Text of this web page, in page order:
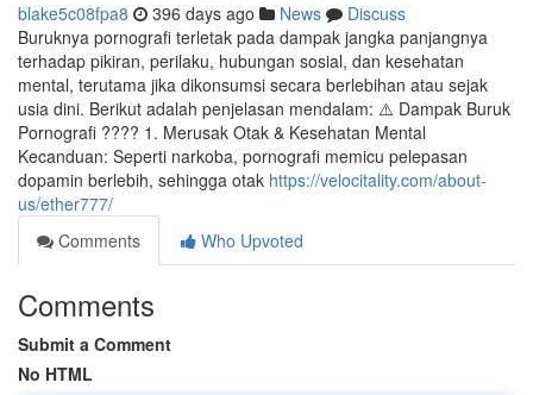
blake5c08fpa8 396 days ago News
Discuss
Buruknya pornografi terletak pada dampak jangka panjangnya
terhadap pikiran, perilaku, hubungan sosial, dan kesehatan
mental, terutama jika dikonsumsi secara berlebihan atau sejak
usia dini. Berikut adalah penjelasan mendalam: ⚠️ Dampak Buruk
Pornografi ???? 1. Merusak Otak & Kesehatan Mental
Kecanduan: Seperti narkoba, pornografi memicu pelepasan
dopamin berlebih, sehingga otak https://velocitality.com/about-
us/ether777/
Comments
Who Upvoted
Comments
Submit a Comment
No HTML